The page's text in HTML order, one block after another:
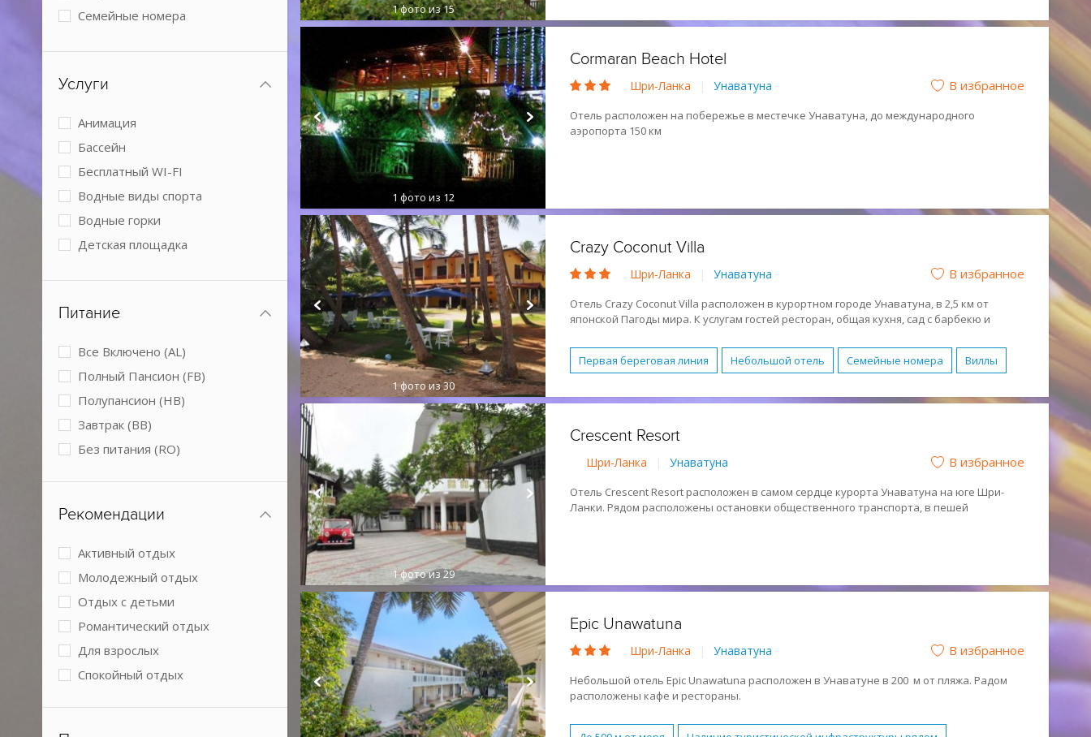
Семейные номера
3 спальни
Услуги
Анимация
Бассейн
Бесплатный WI-FI
Водные виды спорта
Водные горки
Детская площадка
Обслуживание в номерах
ограниченными возможностями
Конференц-зал
Питание
Все Включено (AL)
Полный Пансион (FB)
Полупансион (HB)
Завтрак (BB)
Без питания (RO)
Рекомендации
Активный отдых
Молодежный отдых
Отдых с детьми
Романтический отдых
Для взрослых
Спокойный отдых
1фото из 15
Завтрак (BB)
Активный отдых
Романтический отдых
Спокойный отдых
1 фото из 12
Cormaran Beach Hotel
Шри-Ланка Унаватуна В избранное
Отель расположен на побережье в местечке Унаватуна, до международного
аэропорта 150 км
1фото из 30
Crazy Coconut Villa
Шри-Ланка Унаватуна В избранное
Отель Crazy Coconut Villa расположен в курортном городе Унаватуна, в 2,5 км от
японской Пагоды мира. К услугам гостей ресторан, общая кухня, сад с барбекю и
Отель построен в 2015 году.
Первая береговая линия Небольшой отель Семейные номера
Виллы
Песчаный
Лежаки и зонтики бесплатно
1фото из 29
Crescent Resort
Шри-Ланка Унаватуна В избранное
Отель Crescent Resort расположен в самом сердце курорта Унаватуна на юге Шри-
Ланки. Рядом расположены остановки общественного транспорта, в пешей
Epic Unawatuna
Шри-Ланка Унаватуна В избранное
Небольшой отель Epic Unawatuna расположен в Унаватуне в 200 м от пляжа. Радом
расположены кафе и рестораны.
территории. Трехэтажное главное здание и двухэтажное здание анекс соединены